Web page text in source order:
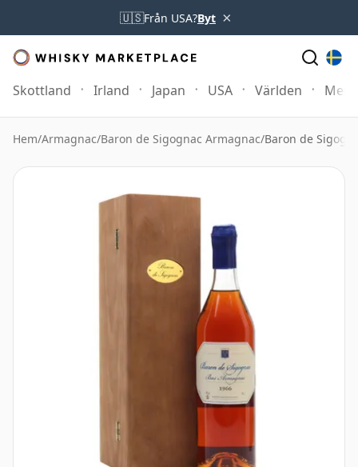
🇺🇸Från USA?Byt ×
Skottland Irland Japan USA Världen Mer
Hem/Armagnac/Baron de Sigognac Armagnac/Baron de